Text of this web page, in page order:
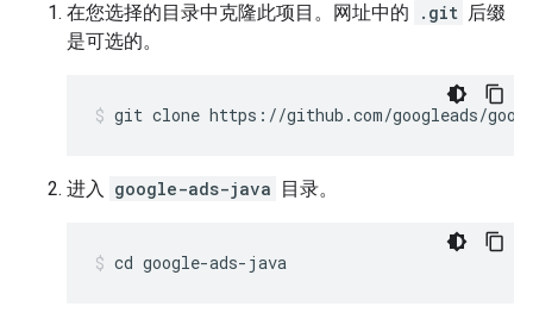
在您选择的目录中克隆此项目。网址中的 .git 后缀
是可选的。
进入 google-ads-java 目录。
cd google-ads- java